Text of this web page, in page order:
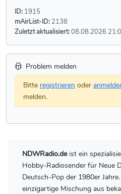
ID: 1915
mAirList-ID: 2138
Zuletzt aktualisiert:08.08.2026
Problem melden
Bitte registrieren oder
melden.
NDWRadio.deist ein
Hobby-Radiosender für Neue
Deutsch-Pop der 1980er
einzigartige Mischung aus